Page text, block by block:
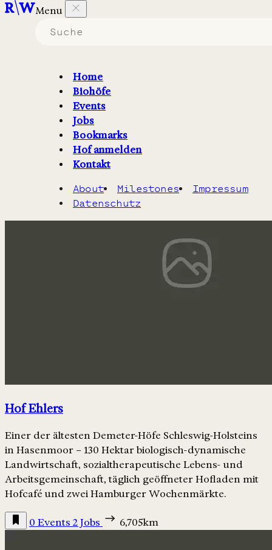
Menu
Home
Biohöfe
Events
Jobs
Bookmarks
Hof anmelden
Kontakt
About Milestones
Impressum
Datenschutz
Biohöfe in Schleswig-
Backwarenerzeugen.
Karte
Hof Ehlers
Einer der ältesten Demeter-Höfe Schleswig-Holsteins
in Hasenmoor – 130 Hektar biologisch-dynamische
Landwirtschaft, sozialtherapeutische Lebens- und
Arbeitsgemeinschaft, täglich geöffneter Hofladen mit
Hofcafé und zwei Hamburger Wochenmärkte.
0 Events 2 Jobs 6,705km